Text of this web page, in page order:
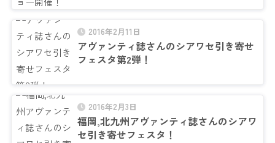
2016年2月11日
アヴァンティ誌さんのシアワセ引き寄せ
フェスタ第2弾！
2016年2月3日
福岡,北九州アヴァンティ誌さんのシアワ
セ引き寄せフェスタ！